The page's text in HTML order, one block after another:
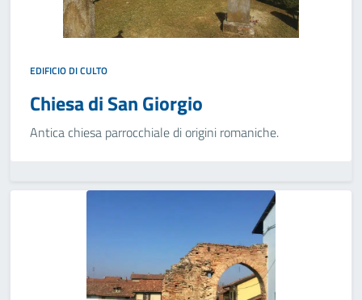
EDIFICIO DI CULTO
Chiesa di San Giorgio
Antica chiesa parrocchiale di origini romaniche.